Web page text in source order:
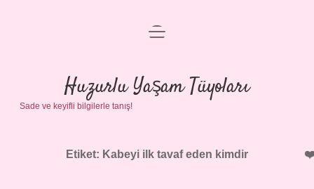
Anasayfa
Gizlilik Politikası
Yasal Uyarı
menüyü
Huzurlu Yaşam Tüyoları
Sade ve keyifli bilgilerle tanış!
Etiket: Kabeyi ilk tavaf eden kimdir